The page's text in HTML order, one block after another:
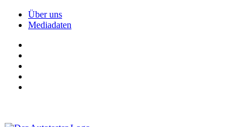
Über uns
Mediadaten